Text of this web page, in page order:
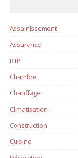
Assainissement
Assurance
BTP
Chambre
Chauffage
Climatisation
Construction
Cuisine